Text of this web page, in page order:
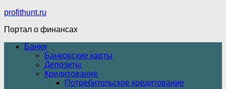
profithunt.ru
Портал о финансах
Банки
Банковские карты
Депозиты
Кредитование
Потребительское кредитование